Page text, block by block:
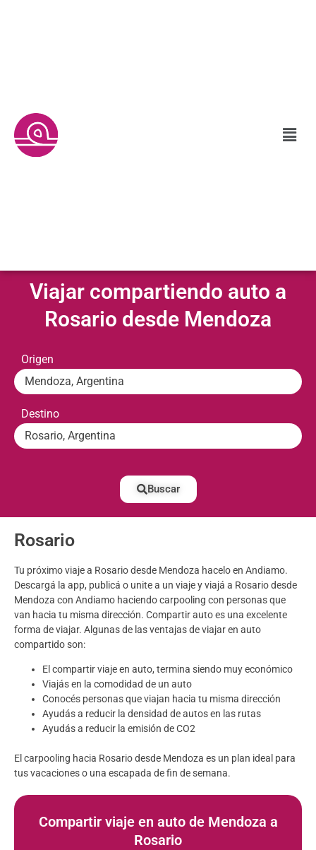
Viajar compartiendo auto a
Rosario desde Mendoza
Origen
Mendoza, Argentina
Destino
Rosario, Argentina
Buscar
Rosario
Tu próximo viaje a Rosario desde Mendoza hacelo en Andiamo.
Descargá la app, publicá o unite a un viaje y viajá a Rosario desde
Mendoza con Andiamo haciendo carpooling con personas que
van hacia tu misma dirección. Compartir auto es una excelente
forma de viajar. Algunas de las ventajas de viajar en auto
compartido son:
El compartir viaje en auto, termina siendo muy económico
Viajás en la comodidad de un auto
Conocés personas que viajan hacia tu misma dirección
Ayudás a reducir la densidad de autos en las rutas
Ayudás a reducir la emisión de CO2
El carpooling hacia Rosario desde Mendoza es un plan ideal para
tus vacaciones o una escapada de fin de semana.
Compartir viaje en auto de Mendoza a
Rosario